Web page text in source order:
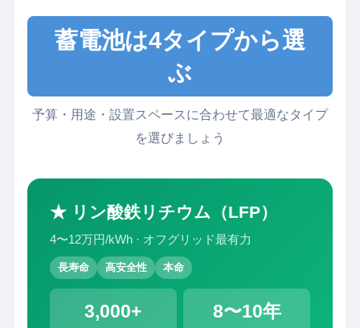
蓄電池は4タイプから選
ぶ
予算・用途・設置スペースに合わせて最適なタイプ
を選びましょう
★ リン酸鉄リチウム（LFP）
4〜12万円/kWh · オフグリッド最有力
長寿命 高安全性 本命
3,000+ 8〜10年